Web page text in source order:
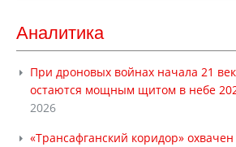
Аналитика
При дроновых войнах начала 21
остаются мощным щитом в небе
2026
«Трансафганский коридор»